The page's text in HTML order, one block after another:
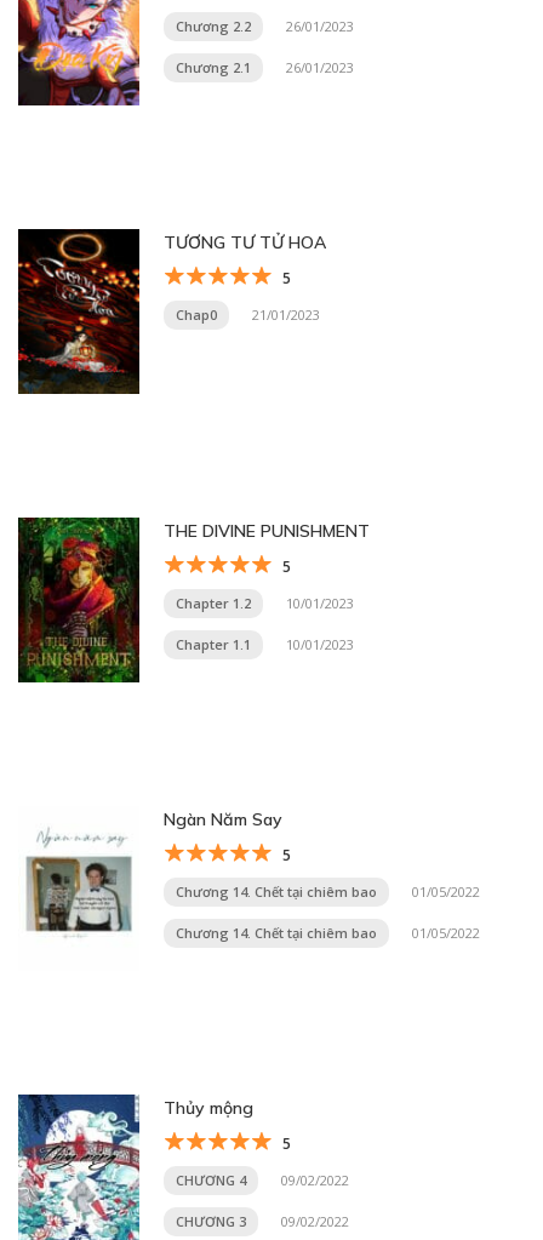
Chương 2.2 26/01/2023
Chương 2.1 26/01/2023
TƯƠNG TƯ TỬ HOA
5
Chap0 21/01/2023
THE DIVINE PUNISHMENT
5
Chapter 1.2 10/01/2023
Chapter 1.1 10/01/2023
Ngàn Năm Say
5
Chương 14. Chết tại chiêm bao 01/05/2022
Chương 14. Chết tại chiêm bao 01/05/2022
Thủy mộng
5
CHƯƠNG 4 09/02/2022
CHƯƠNG 3 09/02/2022